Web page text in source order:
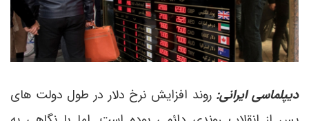
دیپلماسی ایرانی: روند افزایش نرخ دلار در طول دولت های